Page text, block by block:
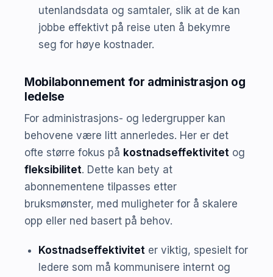
utenlandsdata og samtaler, slik at de kan
jobbe effektivt på reise uten å bekymre
seg for høye kostnader.
Mobilabonnement for administrasjon og
ledelse
For administrasjons- og ledergrupper kan
behovene være litt annerledes. Her er det
ofte større fokus på kostnadseffektivitet og
fleksibilitet. Dette kan bety at
abonnementene tilpasses etter
bruksmønster, med muligheter for å skalere
opp eller ned basert på behov.
Kostnadseffektivitet er viktig, spesielt for
ledere som må kommunisere internt og